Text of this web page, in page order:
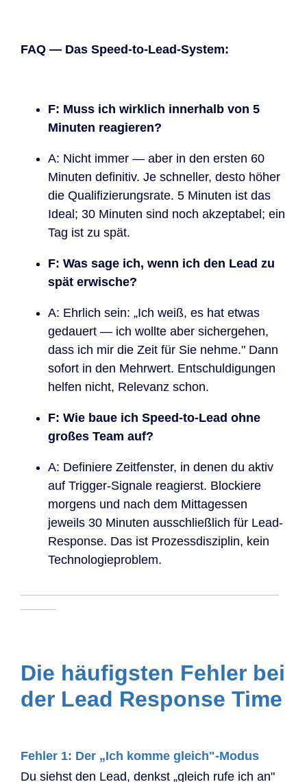
FAQ — Das Speed-to-Lead-System:
F: Muss ich wirklich innerhalb von 5
Minuten reagieren?
A: Nicht immer — aber in den ersten 60
Minuten definitiv. Je schneller, desto höher
die Qualifizierungsrate. 5 Minuten ist das
Ideal; 30 Minuten sind noch akzeptabel; ein
Tag ist zu spät.
F: Was sage ich, wenn ich den Lead zu
spät erwische?
A: Ehrlich sein: „Ich weiß, es hat etwas
gedauert — ich wollte aber sichergehen,
dass ich mir die Zeit für Sie nehme." Dann
sofort in den Mehrwert. Entschuldigungen
helfen nicht, Relevanz schon.
F: Wie baue ich Speed-to-Lead ohne
großes Team auf?
A: Definiere Zeitfenster, in denen du aktiv
auf Trigger-Signale reagierst. Blockiere
morgens und nach dem Mittagessen
jeweils 30 Minuten ausschließlich für Lead-
Response. Das ist Prozessdisziplin, kein
Technologieproblem.
─────────────────────────────
────
Die häufigsten Fehler bei
der Lead Response Time
Fehler 1: Der „Ich komme gleich"-Modus
Du siehst den Lead, denkst „gleich rufe ich an"